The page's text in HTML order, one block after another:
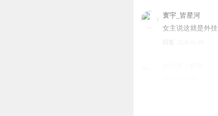
寰宇_皆星河
女主说这就是外挂
回复